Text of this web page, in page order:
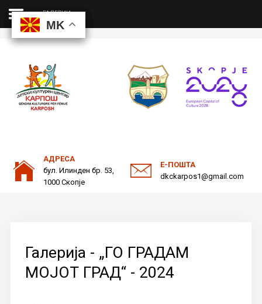
MK
MK
ДКЦ
ОДНОСИ СО ЈАВНОСТ
ГАЛЕРИИ
MK
MK
АДРЕСА
бул. Илинден бр. 53,
1000 Скопје
Е-ПОШТА
dkckarpos1@gmail.com
Пребарајте на нашата веб страна
Галерија - „ГО ГРАДАМ
МОЈОТ ГРАД“ - 2024